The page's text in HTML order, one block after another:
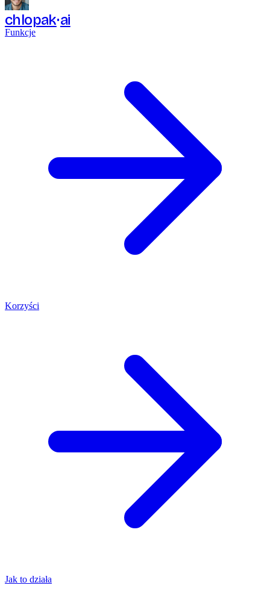
chlopak ai
Funkcje
Korzyści
Jak to działa